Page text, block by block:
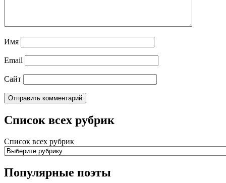
Имя
Email
Сайт
Список всех рубрик
Список всех рубрик
Популярные поэты